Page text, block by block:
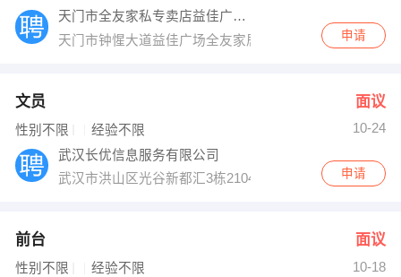
天门市全友家私专卖店益佳广场店
天门市钟惺大道益佳广场全友家居二楼
申请
文员 面议
性别不限 经验不限
10-24
武汉长优信息服务有限公司
武汉市洪山区光谷新都汇3栋2104室
申请
前台 面议
性别不限 经验不限
10-18